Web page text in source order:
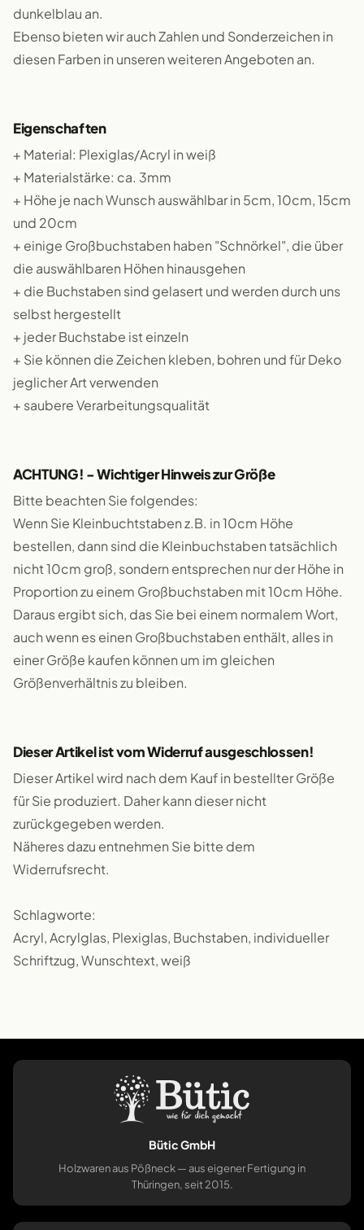
dunkelblau an.
Ebenso bieten wir auch Zahlen und Sonderzeichen in
diesen Farben in unseren weiteren Angeboten an.
Eigenschaften
+ Material: Plexiglas/Acryl in weiß
+ Materialstärke: ca. 3mm
+ Höhe je nach Wunsch auswählbar in 5cm, 10cm, 15cm
und 20cm
+ einige Großbuchstaben haben "Schnörkel", die über
die auswählbaren Höhen hinausgehen
+ die Buchstaben sind gelasert und werden durch uns
selbst hergestellt
+ jeder Buchstabe ist einzeln
+ Sie können die Zeichen kleben, bohren und für Deko
jeglicher Art verwenden
+ saubere Verarbeitungsqualität
ACHTUNG! - Wichtiger Hinweis zur Größe
Bitte beachten Sie folgendes:
Wenn Sie Kleinbuchtstaben z.B. in 10cm Höhe
bestellen, dann sind die Kleinbuchstaben tatsächlich
nicht 10cm groß, sondern entsprechen nur der Höhe in
Proportion zu einem Großbuchstaben mit 10cm Höhe.
Daraus ergibt sich, das Sie bei einem normalem Wort,
auch wenn es einen Großbuchstaben enthält, alles in
einer Größe kaufen können um im gleichen
Größenverhältnis zu bleiben.
Dieser Artikel ist vom Widerruf ausgeschlossen!
Dieser Artikel wird nach dem Kauf in bestellter Größe
für Sie produziert. Daher kann dieser nicht
zurückgegeben werden.
Näheres dazu entnehmen Sie bitte dem
Widerrufsrecht.
Schlagworte:
Acryl, Acrylglas, Plexiglas, Buchstaben, individueller
Schriftzug, Wunschtext, weiß
Bütic GmbH
Holzwaren aus Pößneck — aus eigener Fertigung in
Thüringen, seit 2015.